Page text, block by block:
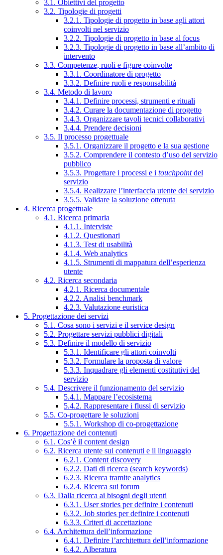
3.1. Obiettivi del progetto
3.2. Tipologie di progetti
3.2.1. Tipologie di progetto in base agli attori
coinvolti nel servizio
3.2.2. Tipologie di progetto in base al focus
3.2.3. Tipologie di progetto in base all’ambito di
intervento
3.3. Competenze, ruoli e figure coinvolte
3.3.1. Coordinatore di progetto
3.3.2. Definire ruoli e responsabilità
3.4. Metodo di lavoro
3.4.1. Definire processi, strumenti e rituali
3.4.2. Curare la documentazione di progetto
3.4.3. Organizzare tavoli tecnici collaborativi
3.4.4. Prendere decisioni
3.5. Il processo progettuale
3.5.1. Organizzare il progetto e la sua gestione
3.5.2. Comprendere il contesto d’uso del servizio
pubblico
3.5.3. Progettare i processi e i touchpointdel
servizio
3.5.4. Realizzare l’interfaccia utente del servizio
3.5.5. Validare la soluzione ottenuta
4. Ricerca progettuale
4.1. Ricerca primaria
4.1.1. Interviste
4.1.2. Questionari
4.1.3. Test di usabilità
4.1.4. Web analytics
4.1.5. Strumenti di mappatura dell’esperienza
utente
4.2. Ricerca secondaria
4.2.1. Ricerca documentale
4.2.2. Analisi benchmark
4.2.3. Valutazione euristica
5. Progettazione dei servizi
5.1. Cosa sono i servizi e il service design
5.2. Progettare servizi pubblici digitali
5.3. Definire il modello di servizio
5.3.1. Identificare gli attori coinvolti
5.3.2. Formulare la proposta di valore
5.3.3. Inquadrare gli elementi costitutivi del
servizio
5.4. Descrivere il funzionamento del servizio
5.4.1. Mappare l’ecosistema
5.4.2. Rappresentare i flussi di servizio
5.5. Co-progettare le soluzioni
5.5.1. Workshop di co-progettazione
6. Progettazione dei contenuti
6.1. Cos’è il content design
6.2. Ricerca utente sui contenuti e il linguaggio
6.2.1. Content discovery
6.2.2. Dati di ricerca (search keywords)
6.2.3. Ricerca tramite analytics
6.2.4. Ricerca sui forum
6.3. Dalla ricerca ai bisogni degli utenti
6.3.1. User stories per definire i contenuti
6.3.2. Job stories per definire i contenuti
6.3.3. Criteri di accettazione
6.4. Architettura dell’informazione
6.4.1. Definire l’architettura dell’informazione
6.4.2. Alberatura